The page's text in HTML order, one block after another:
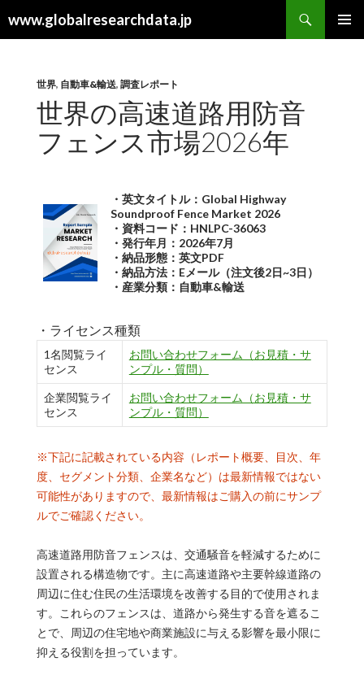
www.globalresearchdata.jp
索
世界, 自動車&輸送, 調査レポート
世界の高速道路用防音
フェンス市場2026年
・英文タイトル：Global Highway
Soundproof Fence Market 2026
・資料コード：HNLPC-36063
・発行年月：2026年7月
・納品形態：英文PDF
・納品方法：Eメール（注文後2日~3日）
・産業分類：自動車&輸送
・ライセンス種類
1名閲覧ライ
センス
お問い合わせフォーム（お見積・サ
ンプル・質問）
企業閲覧ライ
センス
お問い合わせフォーム（お見積・サ
ンプル・質問）
※下記に記載されている内容（レポート概要、目次、年
度、セグメント分類、企業名など）は最新情報ではない
可能性がありますので、最新情報はご購入の前にサンプ
ルでご確認ください。
高速道路用防音フェンスは、交通騒音を軽減するために
設置される構造物です。主に高速道路や主要幹線道路の
周辺に住む住民の生活環境を改善する目的で使用されま
す。これらのフェンスは、道路から発生する音を遮るこ
とで、周辺の住宅地や商業施設に与える影響を最小限に
抑える役割を担っています。